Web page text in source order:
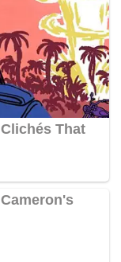
Mei 2024
seramai 781
orang warga
asing berusia
giat dijalankan
di kawasan
aktiviti